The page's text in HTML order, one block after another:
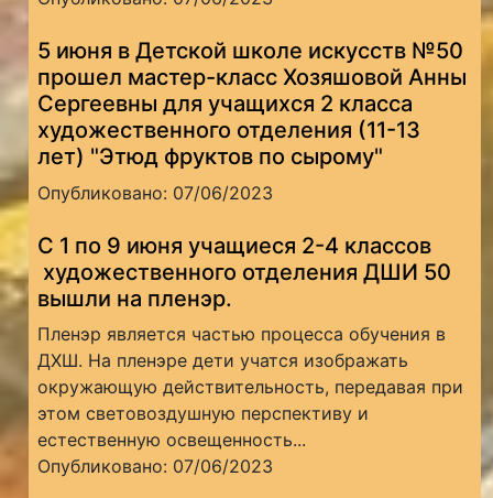
5 июня в Детской школе искусств №50
прошел мастер-класс Хозяшовой Анны
Сергеевны для учащихся 2 класса
художественного отделения (11-13
лет) "Этюд фруктов по сырому"
Опубликовано: 07/06/2023
С 1 по 9 июня учащиеся 2-4 классов
художественного отделения ДШИ 50
вышли на пленэр.
Пленэр является частью процесса обучения в
ДХШ. На пленэре дети учатся изображать
окружающую действительность, передавая при
этом световоздушную перспективу и
естественную освещенность...
Опубликовано: 07/06/2023